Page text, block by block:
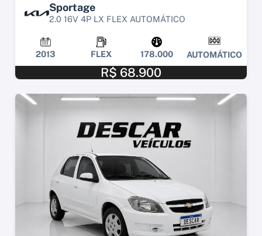
Sportage
2.0 16V 4P LX FLEX AUTOMÁTICO
2013 FLEX 178.000 AUTOMÁTICO
R$ 68.900